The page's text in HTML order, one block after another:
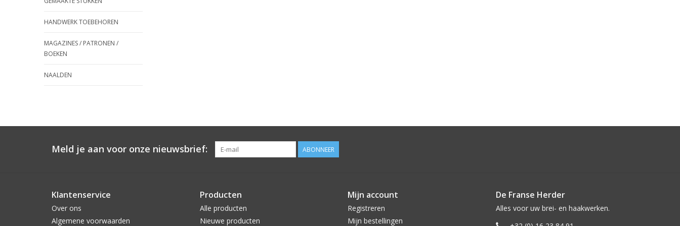
HANDWERK TOEBEHOREN
MAGAZINES / PATRONEN /
BOEKEN
NAALDEN
Meld je aan voor onze nieuwsbrief: ABONNEER
Klantenservice
Over ons
Algemene voorwaarden
Producten
Alle producten
Nieuwe producten
Mijn account
Registreren
Mijn bestellingen
De Franse Herder
Alles voor uw brei- en haakwerken.